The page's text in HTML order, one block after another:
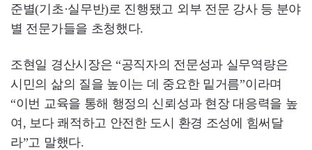
준별(기초·실무반)로 진행됐고 외부 전문 강사 등 분야
별 전문가들을 초청했다.
조현일 경산시장은 “공직자의 전문성과 실무역량은
시민의 삶의 질을 높이는 데 중요한 밑거름”이라며
“이번 교육을 통해 행정의 신뢰성과 현장 대응력을 높
여, 보다 쾌적하고 안전한 도시 환경 조성에 힘써달
라”고 말했다.